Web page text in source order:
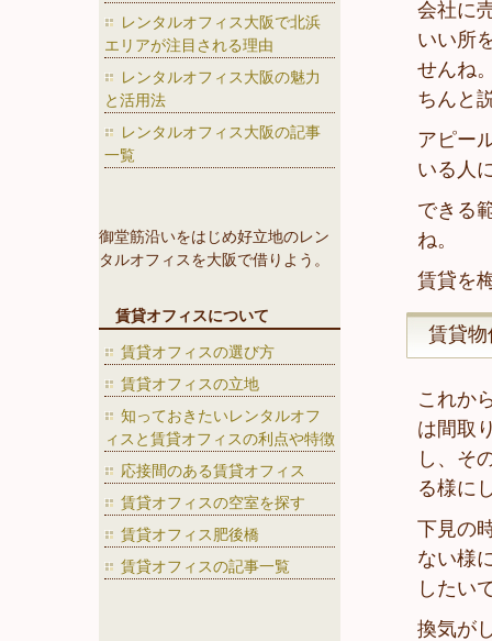
会社に
いい所
せんね
ちんと
アピー
いる人
できる
ね。
賃貸を
賃貸
これか
は間取
し、そ
る様に
下見の
ない様
したい
換気が
レンタルオフィス大阪で北浜
エリアが注目される理由
レンタルオフィス大阪の魅力
と活用法
レンタルオフィス大阪の記事
一覧
御堂筋沿いをはじめ好立地のレン
タルオフィスを大阪で借りよう。
賃貸オフィスについて
賃貸オフィスの選び方
賃貸オフィスの立地
知っておきたいレンタルオフ
ィスと賃貸オフィスの利点や特徴
応接間のある賃貸オフィス
賃貸オフィスの空室を探す
賃貸オフィス肥後橋
賃貸オフィスの記事一覧